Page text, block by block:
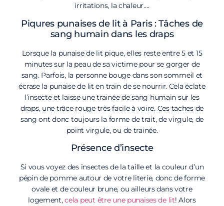
irritations, la chaleur….
Piqures punaises de lit à Paris : Tâches de
sang humain dans les draps
Lorsque la punaise de lit pique, elles reste entre 5 et 15
minutes sur la peau de sa victime pour se gorger de
sang. Parfois, la personne bouge dans son sommeil et
écrase la punaise de lit en train de se nourrir. Cela éclate
l’insecte et laisse une trainée de sang humain sur les
draps, une trâce rouge très facile à voire. Ces taches de
sang ont donc toujours la forme de trait, de virgule, de
point virgule, ou de trainée.
Présence d’insecte
Si vous voyez des insectes de la taille et la couleur d’un
pépin de pomme autour de votre literie, donc de forme
ovale et de couleur brune, ou ailleurs dans votre
logement,cela peut être une punaises de lit! Alors